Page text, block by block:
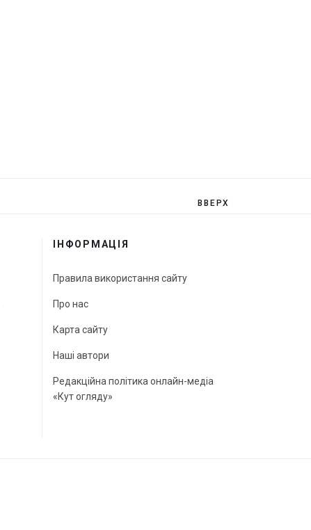
ВВЕРХ
ІНФОРМАЦІЯ
Правила використання сайту
Про нас
Карта сайту
Наші автори
Редакційна політика онлайн-медіа
«Кут огляду»